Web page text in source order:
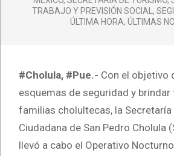
TRABAJO Y PREVISIÓN SOCIAL,
ÚLTIMA HORA, ÚLTIMAS
#Cholula, #Pue.- Con el objetivo
esquemas de seguridad y
familias cholultecas, la Secretaría
Ciudadana de San Pedro Cholula
llevó a cabo el Operativo